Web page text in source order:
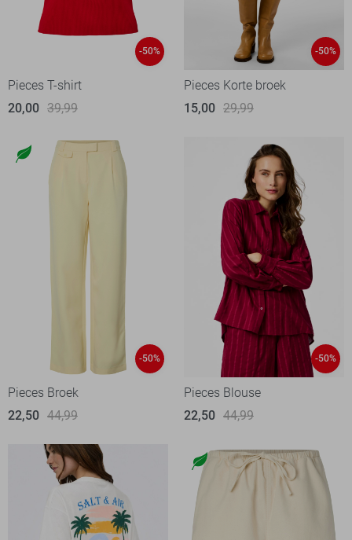
-50%
Pieces T-shirt
20,00 39,99
-50%
Pieces Korte broek
15,00 29,99
-50%
Pieces Broek
22,50 44,99
-50%
Pieces Blouse
22,50 44,99